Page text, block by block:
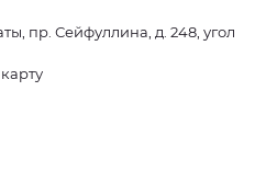
пр. Сейфуллина, д. 248, угол